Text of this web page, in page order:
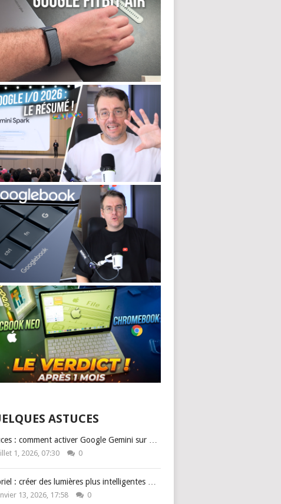
ASTUCES
: comment activer Google Gemini sur …
1, 2026, 07:30 0
: créer des lumières plus intelligentes …
13, 2026, 17:58 0